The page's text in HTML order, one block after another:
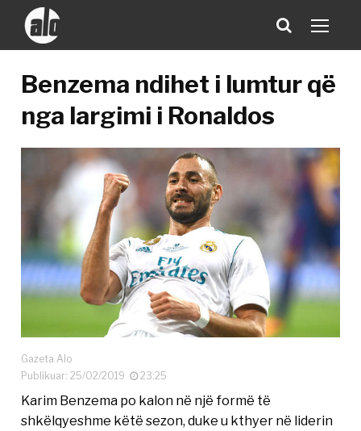
Benzema ndihet i lumtur që
nga largimi i Ronaldos
Gazeta Alo
Publikuar: 25/02/2019
23:25
Karim Benzema po kalon në një formë të
shkëlqyeshme këtë sezon, duke u kthyer në liderin